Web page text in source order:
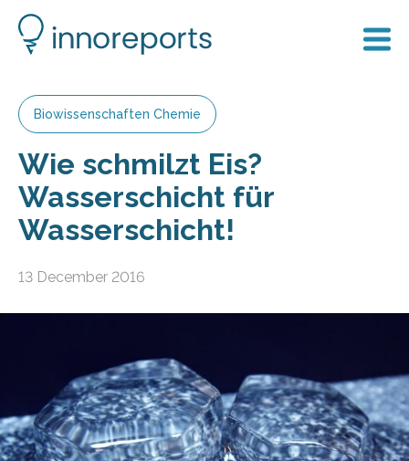
Biowissenschaften Chemie
Wie schmilzt Eis?
Wasserschicht für
Wasserschicht!
13 December 2016